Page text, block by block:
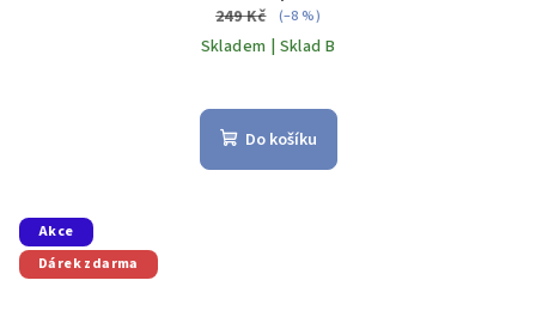
249 Kč
(–8 %)
Skladem | Sklad B
Do košíku
Akce
Dárek zdarma